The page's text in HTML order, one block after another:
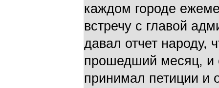
каждом городе
встречу с главой
давал отчет народу,
прошедший месяц, и
принимал петиции и